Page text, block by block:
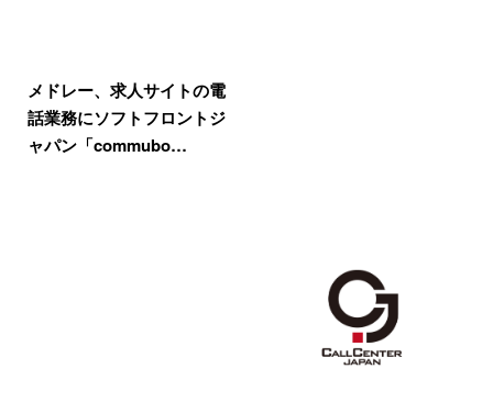
メドレー、求人サイトの電
話業務にソフトフロントジ
ャパン「commubo…